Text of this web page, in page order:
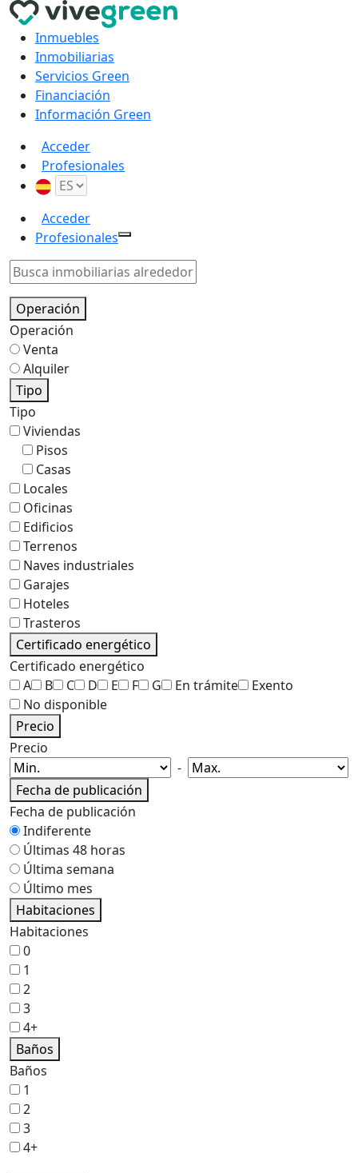
Inmuebles
Inmobiliarias
Servicios Green
Financiación
Información Green
Acceder
Profesionales
Acceder
Profesionales
Operación
Operación
Venta
Alquiler
Tipo
Tipo
Viviendas
Pisos
Casas
Locales
Oficinas
Edificios
Terrenos
Naves industriales
Garajes
Hoteles
Trasteros
Certificado energético
Certificado energético
A
B C D E F G En trámite
Exento
No disponible
Precio
Precio
-
Fecha de publicación
Fecha de publicación
Indiferente
Últimas 48 horas
Última semana
Último mes
Habitaciones
Habitaciones
0
1
2
3
4+
Baños
Baños
1
2
3
4+